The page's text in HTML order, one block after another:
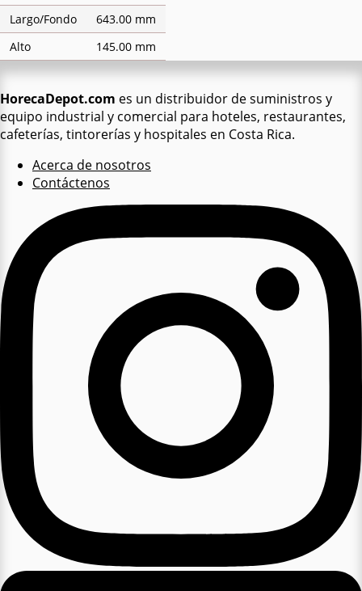
Largo/Fondo
643.00 mm
Alto
145.00 mm
HorecaDepot.com es un distribuidor de suministros y
equipo industrial y comercial para hoteles, restaurantes,
cafeterías, tintorerías y hospitales en Costa Rica.
Acerca de nosotros
Contáctenos